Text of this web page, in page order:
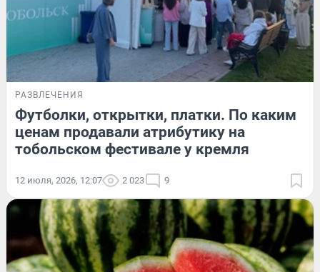
РАЗВЛЕЧЕНИЯ
Футболки, открытки, платки. По каким
ценам продавали атрибутику на
тобольском фестивале у кремля
12 июля, 2026, 12:07 2 023 9